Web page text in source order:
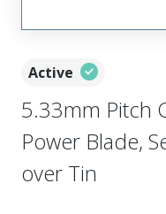
Active
5.33mm Pitch
Power Blade,
over Tin